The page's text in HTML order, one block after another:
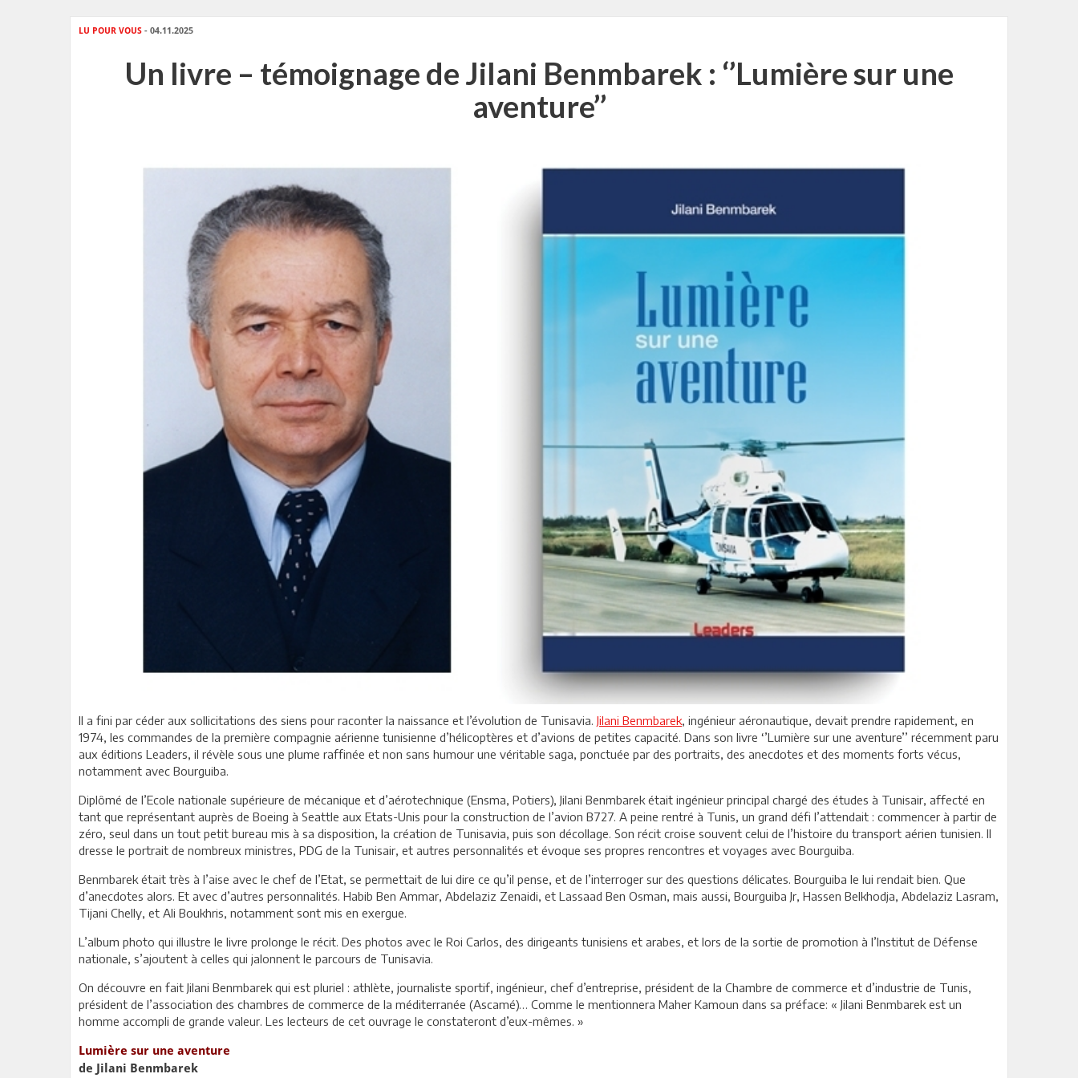
LU POUR VOUS - 04.11.2025
Un livre – témoignage de Jilani Benmbarek : ‘’Lumière sur une
aventure’’
Il a fini par céder aux sollicitations des siens pour raconter la naissance et l’évolution de Tunisavia. Jilani Benmbarek, ingénieur aéronautique, devait prendre rapidement, en
1974, les commandes de la première compagnie aérienne tunisienne d’hélicoptères et d’avions de petites capacité. Dans son livre ‘’Lumière sur une aventure’’ récemment paru
aux éditions Leaders, il révèle sous une plume raffinée et non sans humour une véritable saga, ponctuée par des portraits, des anecdotes et des moments forts vécus,
notamment avec Bourguiba.
Diplômé de l’Ecole nationale supérieure de mécanique et d’aérotechnique (Ensma, Potiers), Jilani Benmbarek était ingénieur principal chargé des études à Tunisair, affecté en
tant que représentant auprès de Boeing à Seattle aux Etats-Unis pour la construction de l’avion B727. A peine rentré à Tunis, un grand défi l’attendait : commencer à partir de
zéro, seul dans un tout petit bureau mis à sa disposition, la création de Tunisavia, puis son décollage. Son récit croise souvent celui de l’histoire du transport aérien tunisien. Il
dresse le portrait de nombreux ministres, PDG de la Tunisair, et autres personnalités et évoque ses propres rencontres et voyages avec Bourguiba.
Benmbarek était très à l’aise avec le chef de l’Etat, se permettait de lui dire ce qu’il pense, et de l’interroger sur des questions délicates. Bourguiba le lui rendait bien. Que
d’anecdotes alors. Et avec d’autres personnalités. Habib Ben Ammar, Abdelaziz Zenaidi, et Lassaad Ben Osman, mais aussi, Bourguiba Jr, Hassen Belkhodja, Abdelaziz Lasram,
Tijani Chelly, et Ali Boukhris, notamment sont mis en exergue.
L’album photo qui illustre le livre prolonge le récit. Des photos avec le Roi Carlos, des dirigeants tunisiens et arabes, et lors de la sortie de promotion à l’Institut de Défense
nationale, s’ajoutent à celles qui jalonnent le parcours de Tunisavia.
On découvre en fait Jilani Benmbarek qui est pluriel : athlète, journaliste sportif, ingénieur, chef d’entreprise, président de la Chambre de commerce et d’industrie de Tunis,
président de l’association des chambres de commerce de la méditerranée (Ascamé)… Comme le mentionnera Maher Kamoun dans sa préface: « Jilani Benmbarek est un
homme accompli de grande valeur. Les lecteurs de cet ouvrage le constateront d’eux-mêmes. »
Lumière sur une aventure
de Jilani Benmbarek